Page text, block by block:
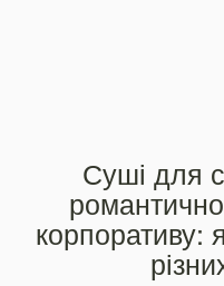
Суші для
корпоративу: